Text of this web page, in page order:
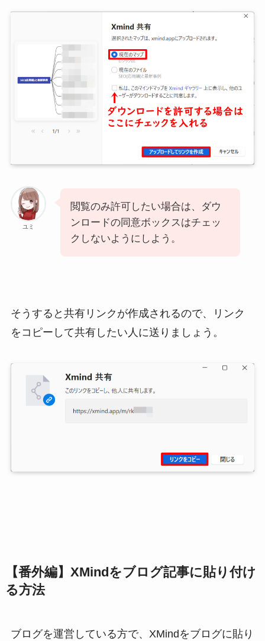
ユミ
閲覧のみ許可したい場合は、ダウ
ンロードの同意ボックスはチェッ
クしないようにしよう。
そうすると共有リンクが作成されるので、リンク
をコピーして共有したい人に送りましょう。
【番外編】XMindをブログ記事に貼り付け
る方法
ブログを運営している方で、XMindをブログに貼り